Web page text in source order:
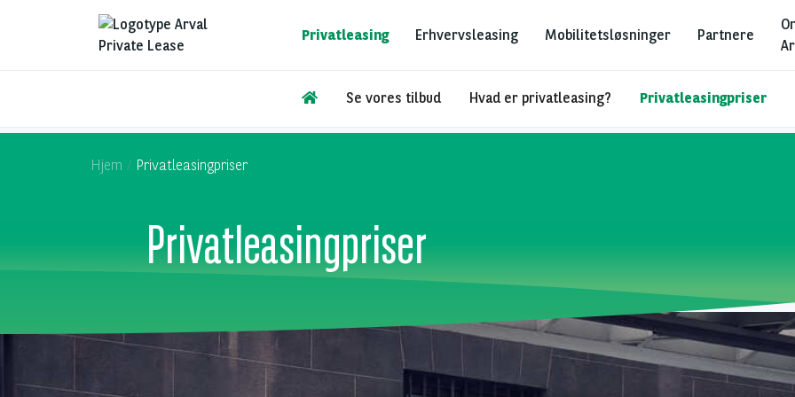
Privatleasing Erhvervsleasing Mobilitetsløsninger Partnere
Se vores tilbud Hvad er privatleasing? Privatleasingpriser
Hjem Privatleasingpriser
Privatleasingpriser